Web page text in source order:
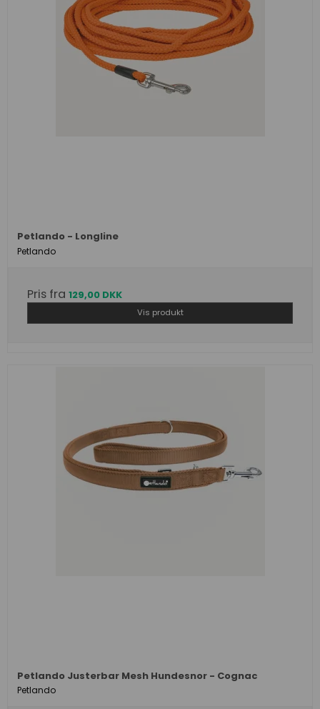
Petlando - Longline
Petlando
Pris fra 129,00 DKK
Vis produkt
Petlando Justerbar Mesh Hundesnor - Cognac
Petlando